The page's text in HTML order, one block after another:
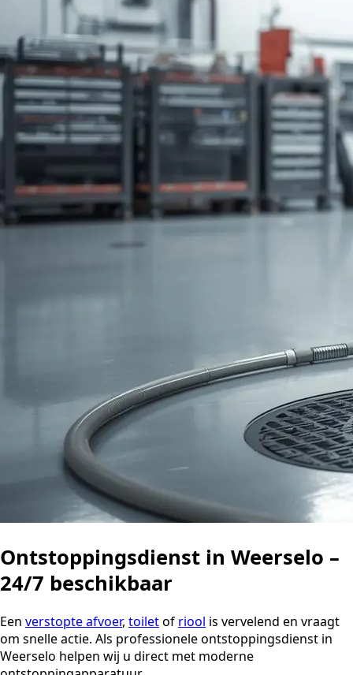
Ontstoppingsdienst in Weerselo –
24/7 beschikbaar
Een verstopte afvoer, toiletof riool is vervelend en vraagt
om snelle actie. Als professionele ontstoppingsdienst in
Weerselo helpen wij u direct met moderne